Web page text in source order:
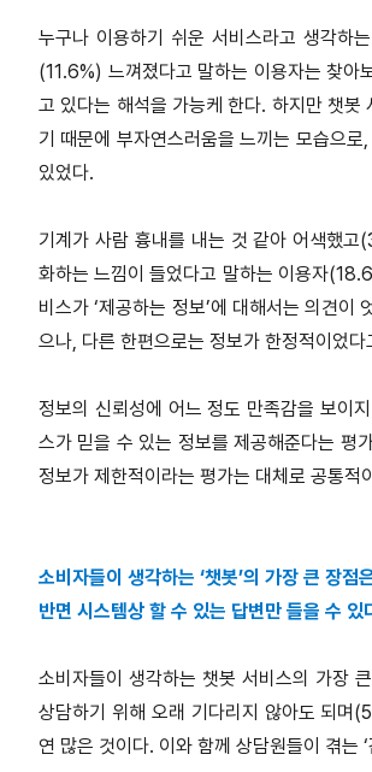
누구나 이용하기 쉬운 서비스라고 생각하
(11.6%) 느껴졌다고 말하는 이용자는 찾아
고 있다는 해석을 가능케 한다. 하지만 챗봇
기 때문에 부자연스러움을 느끼는 모습으
있었다.
기계가 사람 흉내를 내는 것 같아 어색했
화하는 느낌이 들었다고 말하는 이용자
비스가 ‘제공하는 정보’에 대해서는 의견
으나, 다른 한편으로는 정보가 한정적이었
정보의 신뢰성에 어느 정도 만족감을 보이
스가 믿을 수 있는 정보를 제공해준다는
정보가 제한적이라는 평가는 대체로 공통적
소비자들이 생각하는 ‘챗봇’의 가장 큰 장점
반면 시스템상 할 수 있는 답변만 들을 수 있
소비자들이 생각하는 챗봇 서비스의 가장
상담하기 위해 오래 기다리지 않아도 되며
연 많은 것이다. 이와 함께 상담원들이 겪는